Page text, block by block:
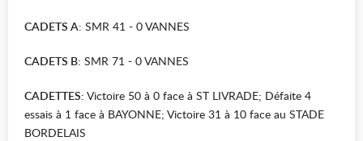
CADETS A: SMR 41 - 0 VANNES
CADETS B: SMR 71 - 0 VANNES
CADETTES: Victoire 50 à 0 face à ST LIVRADE; Défaite 4
essais à 1 face à BAYONNE; Victoire 31 à 10 face au STADE
BORDELAIS